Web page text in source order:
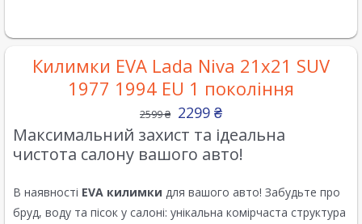
Килимки EVA Lada Niva 21х21 SUV
1977 1994 EU 1 покоління
2599₴ 2299 ₴
Максимальний захист та ідеальна
чистота салону вашого авто!
В наявності EVA килимки для вашого авто! Забудьте про
бруд, воду та пісок у салоні: унікальна комірчаста структура